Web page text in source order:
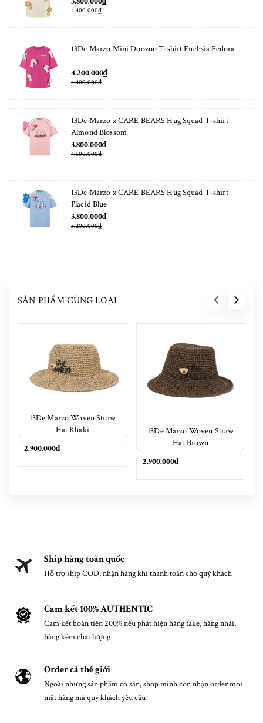
4.400.000₫
13De Marzo Mini Doozoo T-shirt Fuchsia Fedora
4.200.000₫
4.400.000₫
13De Marzo x CARE BEARS Hug Squad T-shirt
Almond Blossom
3.800.000₫
4.600.000₫
13De Marzo x CARE BEARS Hug Squad T-shirt
Placid Blue
3.800.000₫
5.200.000₫
SẢN PHẨM CÙNG LOẠI
13De Marzo Woven Straw
Hat Khaki
2.900.000₫
13De Marzo Woven Straw
Hat Brown
2.900.000₫
Ship hàng toàn quốc
Hỗ trợ ship COD, nhận hàng khi thanh toán cho quý khách
Cam kết 100% AUTHENTIC
Cam kết hoàn tiền 200% nếu phát hiện hàng fake, hàng nhái,
hàng kém chất lượng
Order cả thế giới
Ngoài những sản phẩm có sẵn, shop mình còn nhận order mọi
mặt hàng mà quý khách yêu cầu